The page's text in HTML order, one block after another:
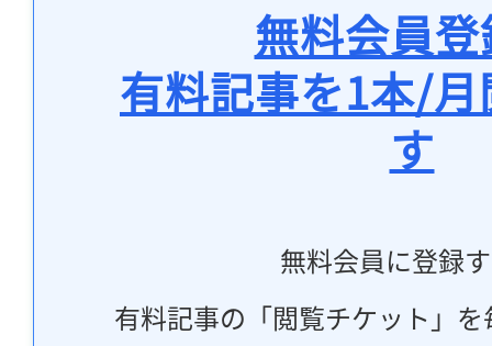
無料会員
有料記事を1本/
す
無料会員に登録
有料記事の「閲覧チケット」